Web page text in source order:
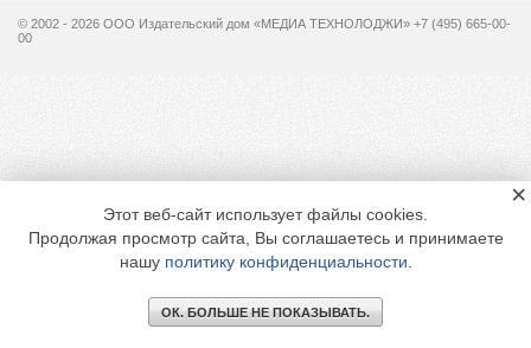
© 2002 - 2026 OOO Издательский дом «МЕДИА ТЕХНОЛОДЖИ» +7 (495) 665-00-
00
Этот веб-сайт использует файлы cookies.
Продолжая просмотр сайта, Вы соглашаетесь и принимаете
нашу политику конфиденциальности
ОК. БОЛЬШЕ НЕ ПОКАЗЫВАТЬ.
×